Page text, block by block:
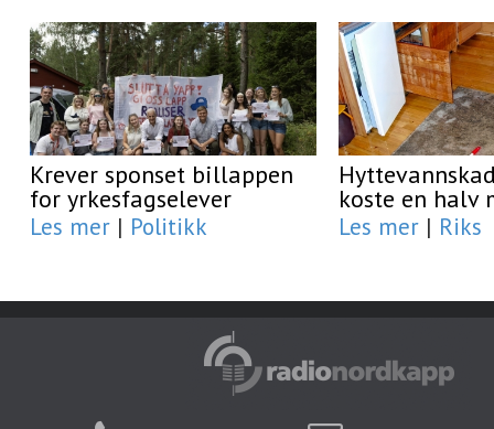
Krever sponset billappen
for yrkesfagselever
Les mer | Politikk
koste en halv
Les mer | Riks